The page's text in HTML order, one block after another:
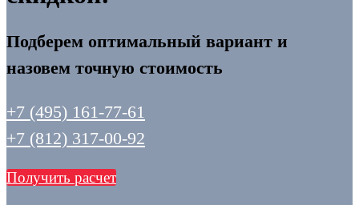
Подберем оптимальный вариант и
назовем точную стоимость
+7 (495) 161-77-61
+7 (812) 317-00-92
Получить расчет